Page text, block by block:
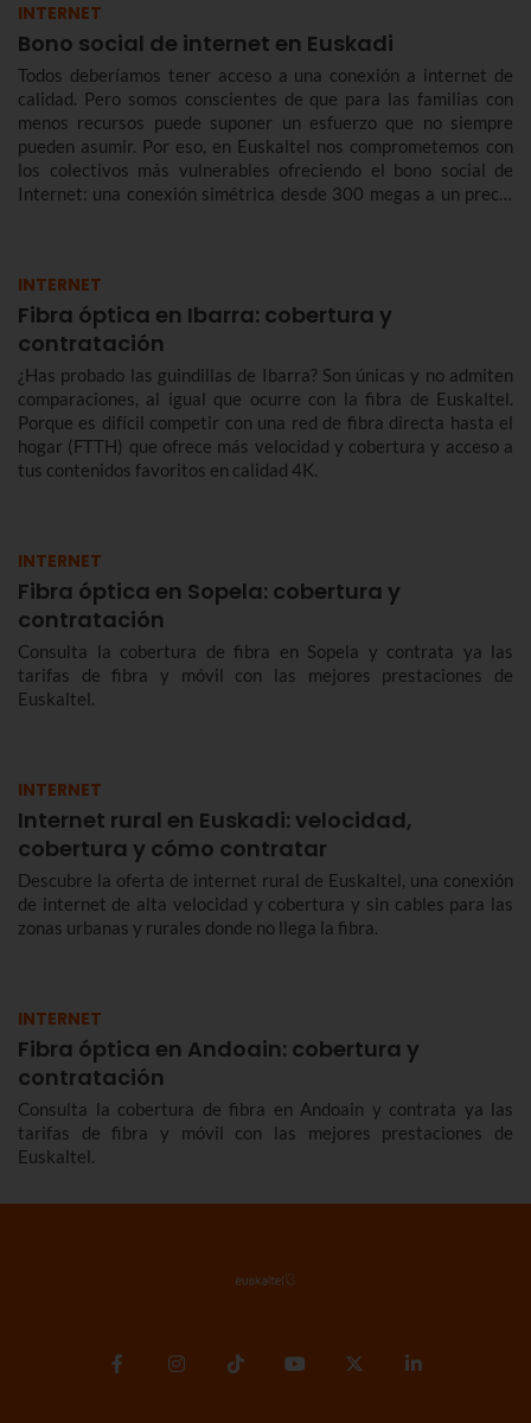
INTERNET
Bono social de internet en Euskadi
Todos deberíamos tener acceso a una conexión a internet de
calidad. Pero somos conscientes de que para las familias con
menos recursos puede suponer un esfuerzo que no siempre
pueden asumir. Por eso, en Euskaltel nos comprometemos con
los colectivos más vulnerables ofreciendo el bono social de
Internet: una conexión simétrica desde 300 megas a un precio
INTERNET
Fibra óptica en Ibarra: cobertura y
contratación
¿Has probado las guindillas de Ibarra? Son únicas y no admiten
comparaciones, al igual que ocurre con la fibra de Euskaltel.
Porque es difícil competir con una red de fibra directa hasta el
hogar (FTTH) que ofrece más velocidad y cobertura y acceso a
tus contenidos favoritos en calidad 4K.
INTERNET
Fibra óptica en Sopela: cobertura y
contratación
Consulta la cobertura de fibra en Sopela y contrata ya las
tarifas de fibra y móvil con las mejores prestaciones de
Euskaltel.
INTERNET
Internet rural en Euskadi: velocidad,
cobertura y cómo contratar
Descubre la oferta de internet rural de Euskaltel, una conexión
de internet de alta velocidad y cobertura y sin cables para las
zonas urbanas y rurales donde no llega la fibra.
INTERNET
Fibra óptica en Andoain: cobertura y
contratación
Consulta la cobertura de fibra en Andoain y contrata ya las
tarifas de fibra y móvil con las mejores prestaciones de
Euskaltel.